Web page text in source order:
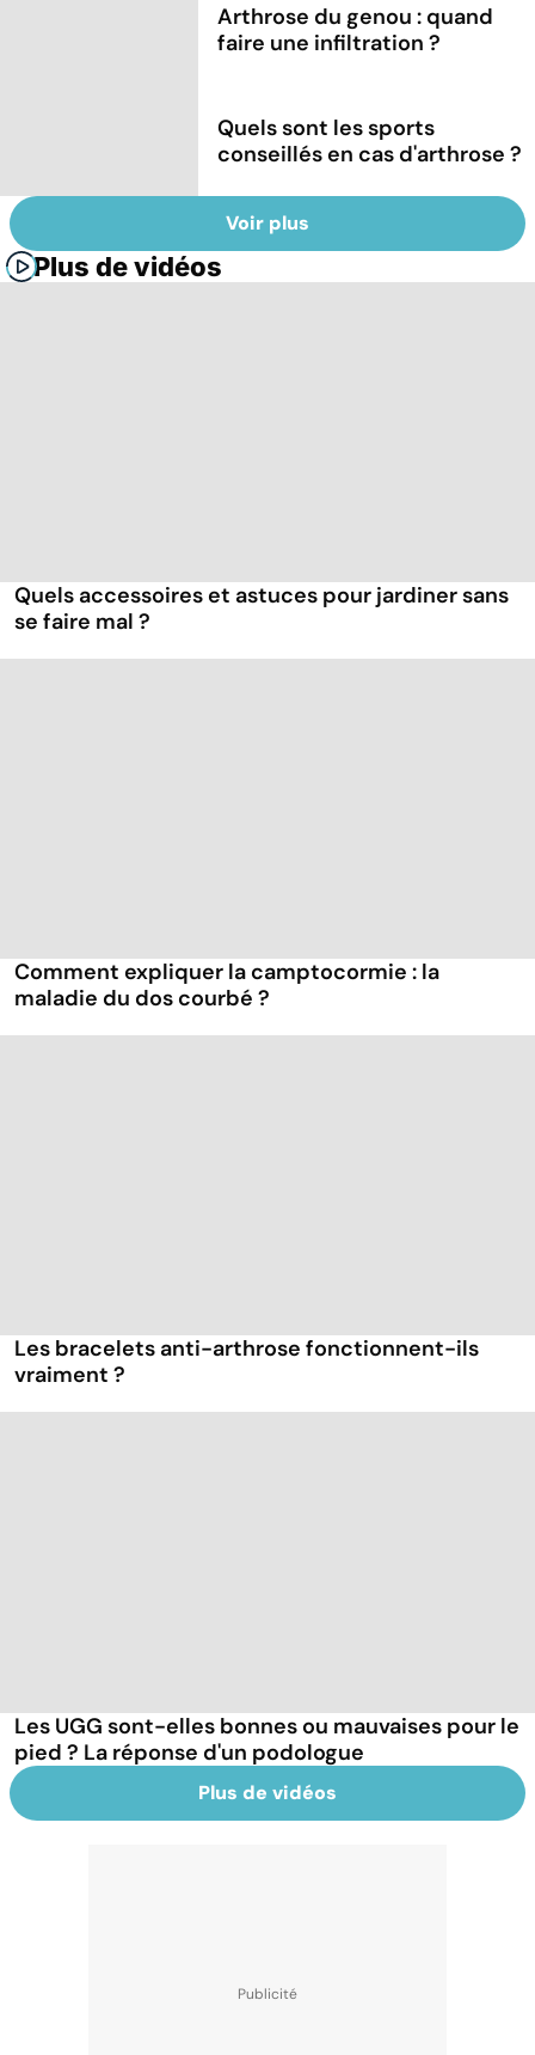
Arthrose du genou : quand
faire une infiltration ?
Quels sont les sports
conseillés en cas d'arthrose ?
Voir plus
Plus de vidéos
Quels accessoires et astuces pour jardiner sans
se faire mal ?
Comment expliquer la camptocormie : la
maladie du dos courbé ?
Les bracelets anti-arthrose fonctionnent-ils
vraiment ?
Les UGG sont-elles bonnes ou mauvaises pour le
pied ? La réponse d'un podologue
Plus de vidéos